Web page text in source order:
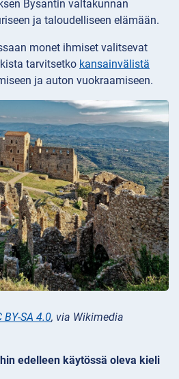
Bysantin valtakunnan
ja taloudelliseen elämään.
monet ihmiset valitsevat
tarvitsetko kansainvälistä
ja auton vuokraamiseen.
BY-SA 4.0, via Wikimedia
edelleen käytössä oleva kieli